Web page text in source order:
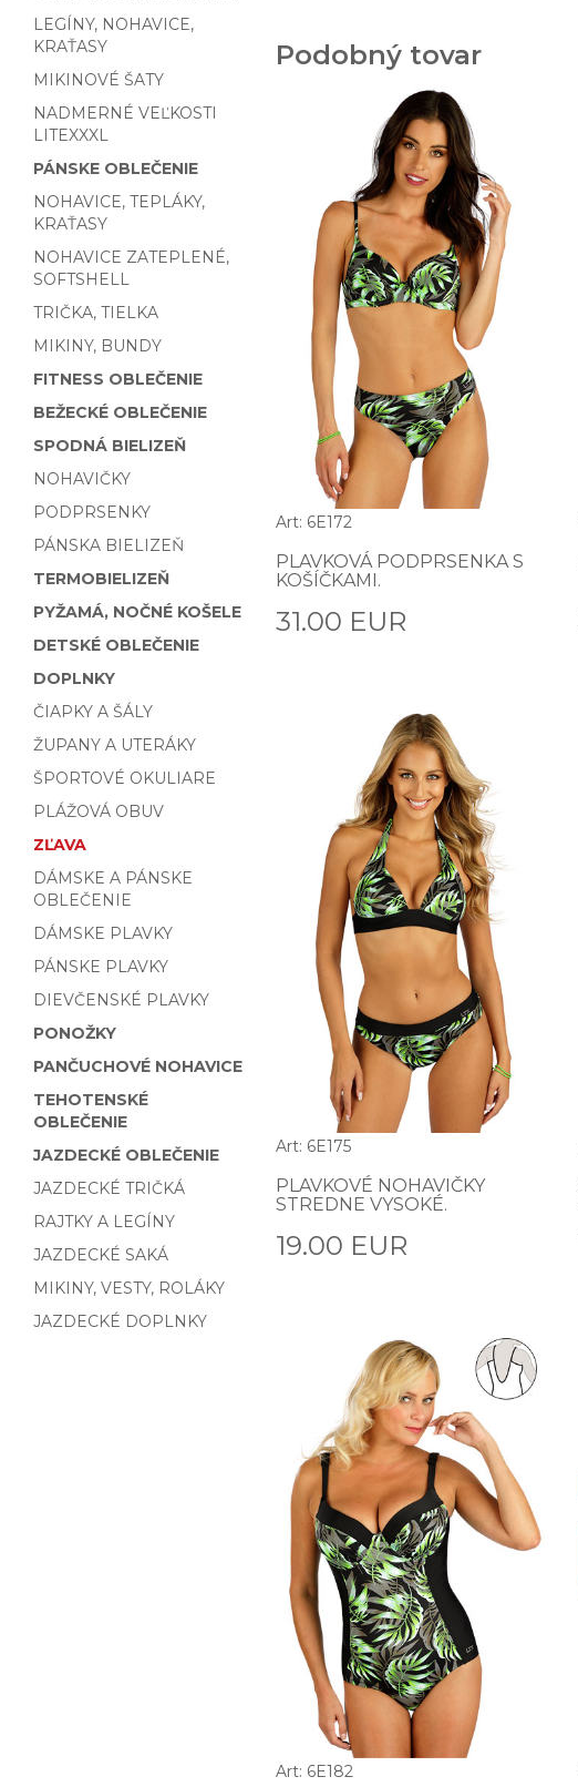
LEGÍNY, NOHAVICE,
KRAŤASY
MIKINOVÉ ŠATY
NADMERNÉ VEĽKOSTI
LITEXXXL
PÁNSKE OBLEČENIE
NOHAVICE, TEPLÁKY,
KRAŤASY
NOHAVICE ZATEPLENÉ,
SOFTSHELL
TRIČKA, TIELKA
MIKINY, BUNDY
FITNESS OBLEČENIE
BEŽECKÉ OBLEČENIE
SPODNÁ BIELIZEŇ
NOHAVIČKY
PODPRSENKY
PÁNSKA BIELIZEŇ
TERMOBIELIZEŇ
PYŽAMÁ, NOČNÉ KOŠELE
DETSKÉ OBLEČENIE
DOPLNKY
ČIAPKY A ŠÁLY
ŽUPANY A UTERÁKY
ŠPORTOVÉ OKULIARE
PLÁŽOVÁ OBUV
ZĽAVA
DÁMSKE A PÁNSKE
OBLEČENIE
DÁMSKE PLAVKY
PÁNSKE PLAVKY
DIEVČENSKÉ PLAVKY
PONOŽKY
PANČUCHOVÉ NOHAVICE
TEHOTENSKÉ
OBLEČENIE
JAZDECKÉ OBLEČENIE
JAZDECKÉ TRIČKÁ
RAJTKY A LEGÍNY
JAZDECKÉ SAKÁ
MIKINY, VESTY, ROLÁKY
JAZDECKÉ DOPLNKY
Podobný tovar
Art: 6E172
PLAVKOVÁ PODPRSENKA S
KOŠÍČKAMI.
31.00 EUR
Art: 6E175
PLAVKOVÉ NOHAVIČKY
STREDNE VYSOKÉ.
19.00 EUR
Art: 6E182